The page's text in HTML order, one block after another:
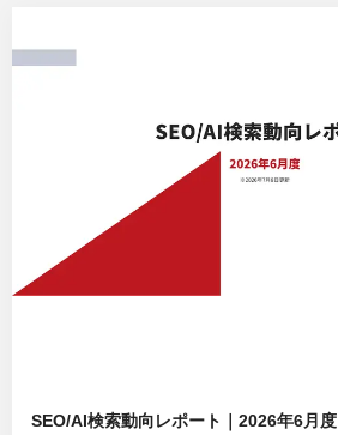
SEO/AI検索動向レポート｜2026年6月度